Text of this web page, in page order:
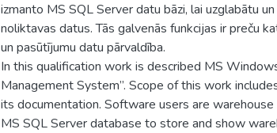
izmanto MS SQL Server datu bāzi, lai uzglabātu
noliktavas datus. Tās galvenās funkcijas ir preču
un pasūtījumu datu pārvaldība.
In this qualification work is described MS
Management System”. Scope of this work
its documentation. Software users are
MS SQL Server database to store and show